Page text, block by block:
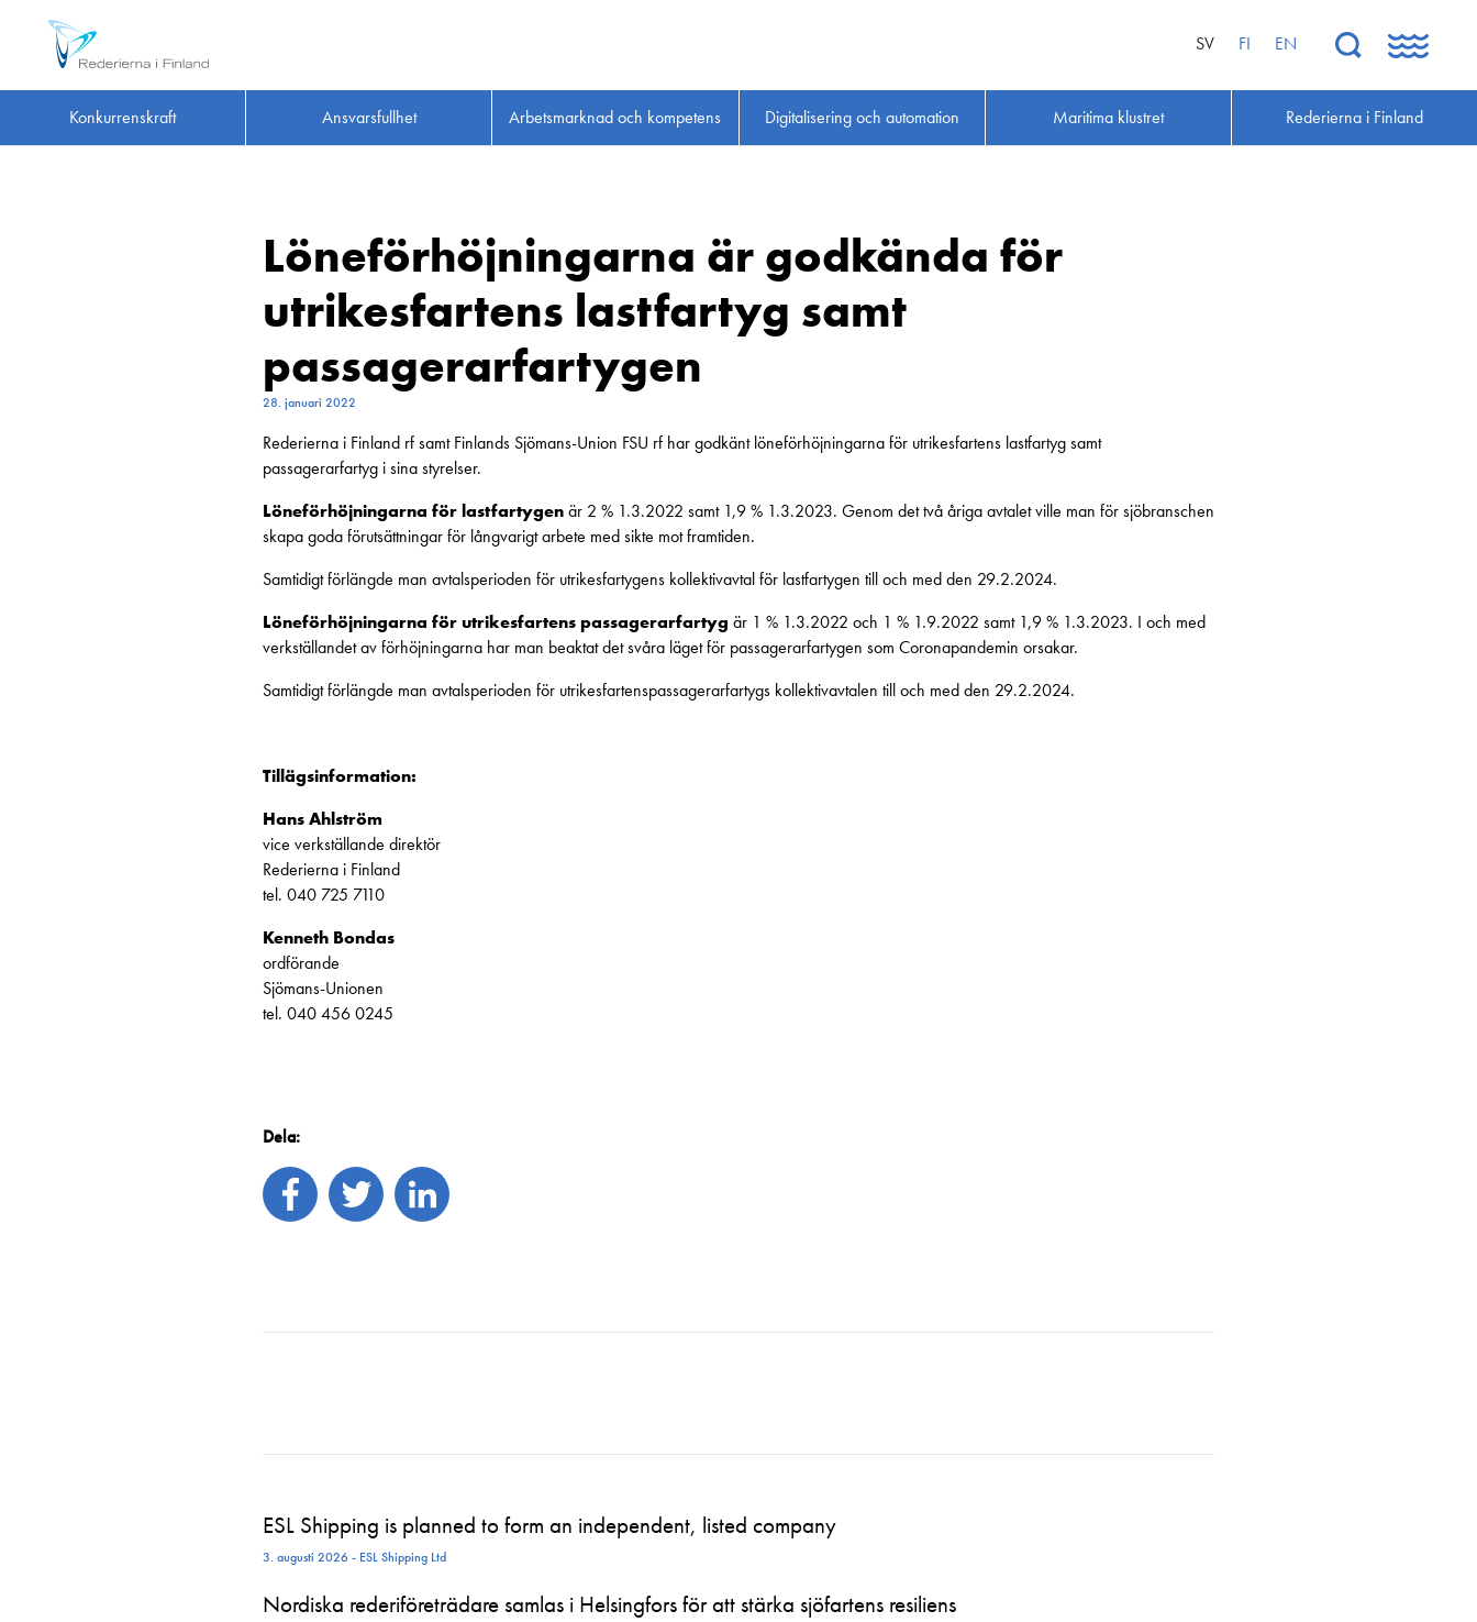
SV FI EN
Konkurrenskraft Ansvarsfullhet Arbetsmarknad och kompetens Digitalisering och automation Maritima klustret Rederierna i Finland
Löneförhöjningarna är godkända för
utrikesfartens lastfartyg samt
passagerarfartygen
28. januari 2022
Rederierna i Finland rf samt Finlands Sjömans-Union FSU rf har godkänt löneförhöjningarna för utrikesfartens lastfartyg samt
passagerarfartyg i sina styrelser.
Löneförhöjningarna för lastfartygenär 2 % 1.3.2022 samt 1,9 % 1.3.2023. Genom det två åriga avtalet ville man för sjöbranschen
skapa goda förutsättningar för långvarigt arbete med sikte mot framtiden.
Samtidigt förlängde man avtalsperioden för utrikesfartygens kollektivavtal för lastfartygen till och med den 29.2.2024.
Löneförhöjningarna för utrikesfartens passagerarfartyg är 1 % 1.3.2022 och 1 % 1.9.2022 samt 1,9 % 1.3.2023. I och med
verkställandet av förhöjningarna har man beaktat det svåra läget för passagerarfartygen som Coronapandemin orsakar.
Samtidigt förlängde man avtalsperioden för utrikesfartenspassagerarfartygs kollektivavtalen till och med den 29.2.2024.
Tillägsinformation:
Hans Ahlström
vice verkställande direktör
Rederierna i Finland
tel. 040 725 7110
Kenneth Bondas
ordförande
Sjömans-Unionen
tel. 040 456 0245
Dela:
ESL Shipping is planned to form an independent, listed company
3. augusti 2026 - ESL Shipping Ltd
Nordiska rederiföreträdare samlas i Helsingfors för att stärka sjöfartens resiliens